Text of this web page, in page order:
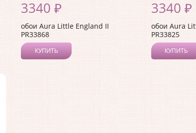
3340 ₽
обои Aura Little England II
PR33868
КУПИТЬ
3340 ₽
обои Aura
PR33825
КУПИТЬ